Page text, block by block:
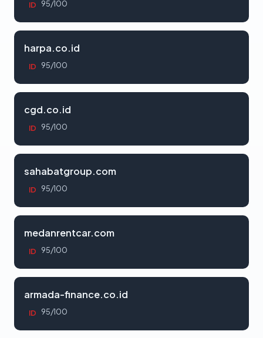
ID 95/100
harpa.co.id
ID 95/100
cgd.co.id
ID 95/100
sahabatgroup.com
ID 95/100
medanrentcar.com
ID 95/100
armada-finance.co.id
ID 95/100